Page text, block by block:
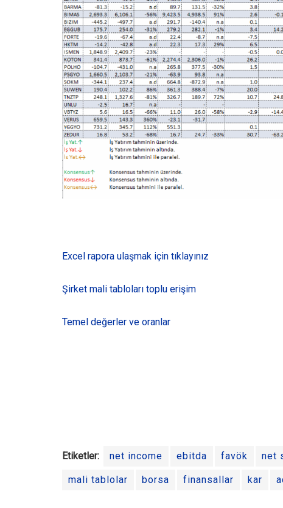
Excel rapora ulaşmak için tıklayınız
Şirket mali tabloları toplu erişim
Temel değerler ve oranlar
Etiketler: net income ebitda favök net
mali tablolar borsa finansallar kar